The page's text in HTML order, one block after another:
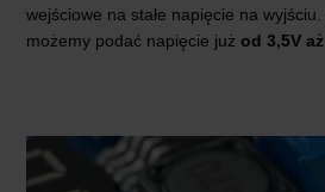
wejściowe na stałe napięcie na
możemy podać napięcie już od 3,5V